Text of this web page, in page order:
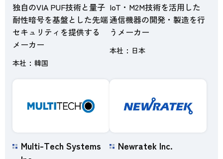
本社 韓国
独自のVIA PUF技術と量子
耐性暗号を基盤とした先端
セキュリティを提供する
メーカー
本社 日本
IoT・M2M技術を活用した
通信機器の開発・製造を行
うメーカー
Multi-Tech Systems
Newratek Inc.